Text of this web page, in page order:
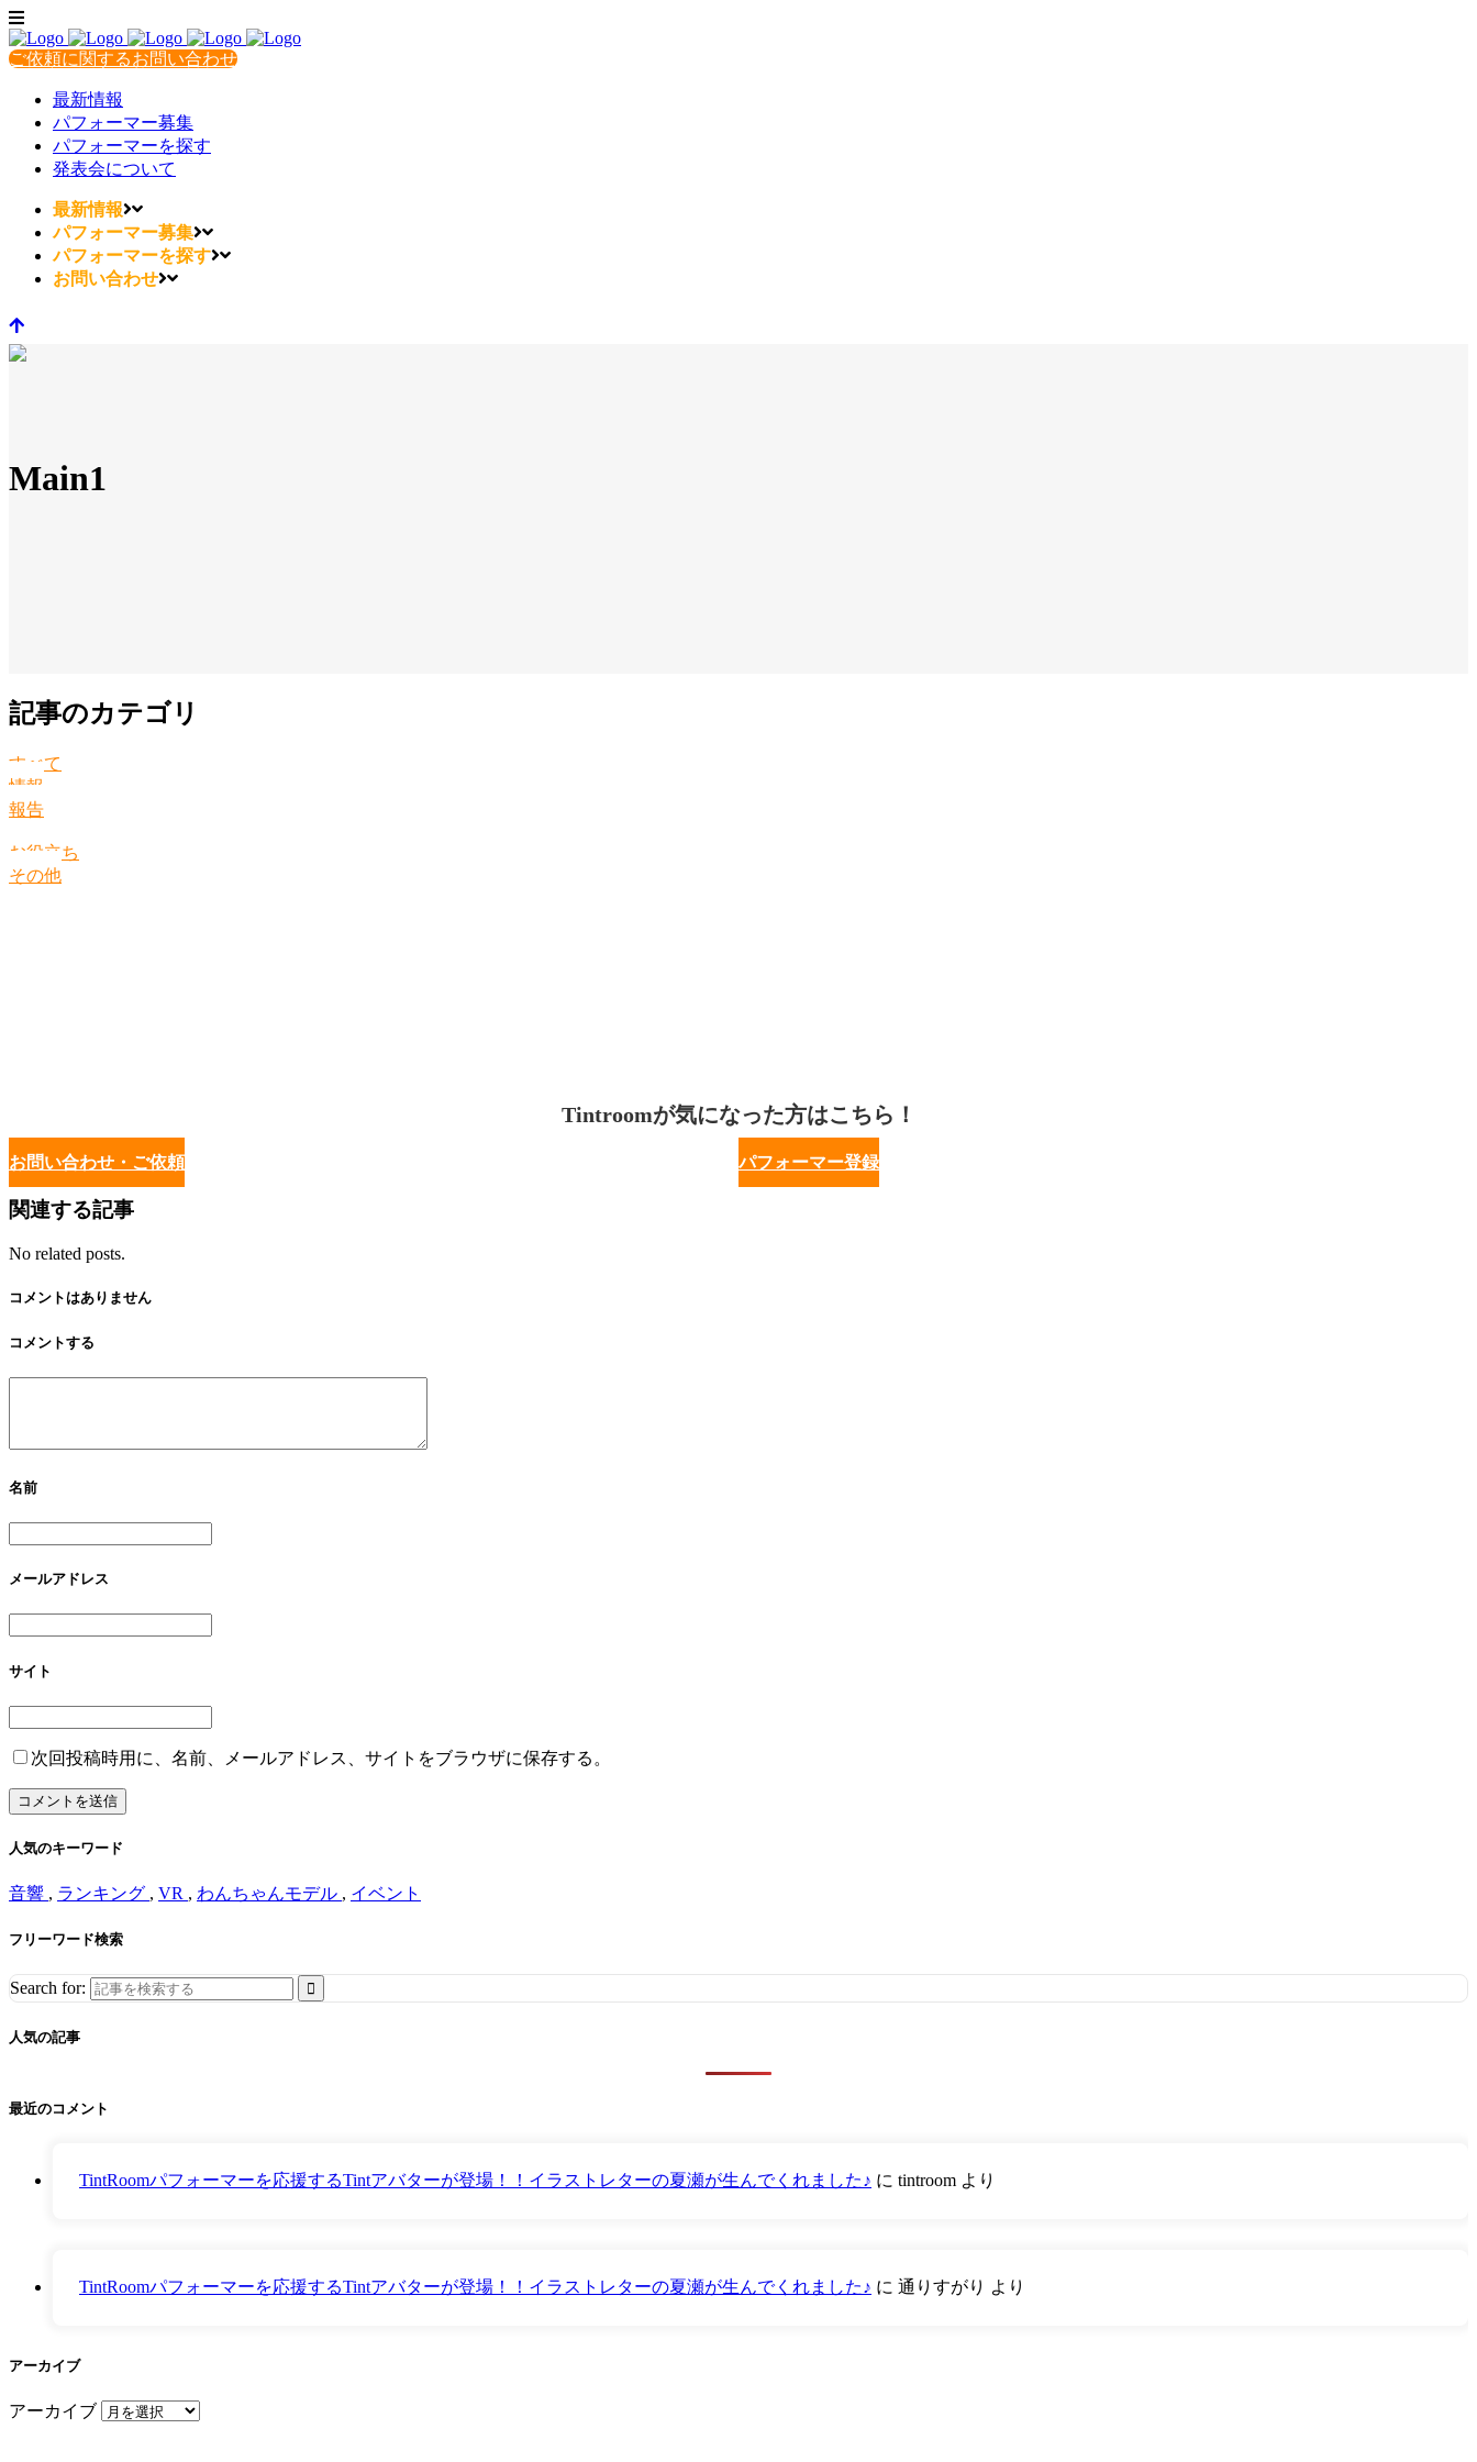
ご依頼に関するお問い合わせ
最新情報
パフォーマー募集
パフォーマーを探す
発表会について
最新情報
パフォーマー募集
パフォーマーを探す
お問い合わせ
Main1
記事のカテゴリ
すべて
情報
報告
お役立ち
その他
Tintroomが気になった方はこちら！
お問い合わせ・ご依頼 パフォーマー登録
関連する記事
No related posts.
コメントはありません
コメントする
名前
メールアドレス
サイト
次回投稿時用に、名前、メールアドレス、サイトをブラウザに保存する。
人気のキーワード
音響 , ランキング , VR , わんちゃんモデル , イベント
フリーワード検索
Search for:
人気の記事
最近のコメント
TintRoomパフォーマーを応援するTintアバターが登場！！イラストレターの夏瀬が生んでくれました♪ に tintroom より
TintRoomパフォーマーを応援するTintアバターが登場！！イラストレターの夏瀬が生んでくれました♪ に 通りすがり より
アーカイブ
アーカイブ